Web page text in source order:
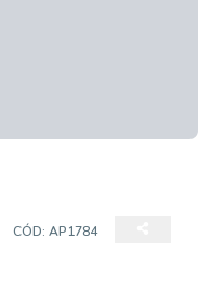
CÓD: AP1784